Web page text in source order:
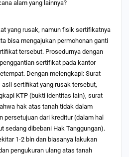
alam yang lainnya?
yang rusak, namun fisik sertifikatnya
bisa mengajukan permohonan ganti
tersebut. Prosedurnya dengan
sertifikat pada kantor
Dengan melengkapi: Surat
asli sertifikat yang rusak tersebut,
KTP (bukti identitas lain), surat
hak atas tanah tidak dalam
persetujuan dari kreditur (dalam hal
sedang dibebani Hak Tanggungan).
1-2 bln dan biasanya lakukan
pengukuran ulang atas tanah